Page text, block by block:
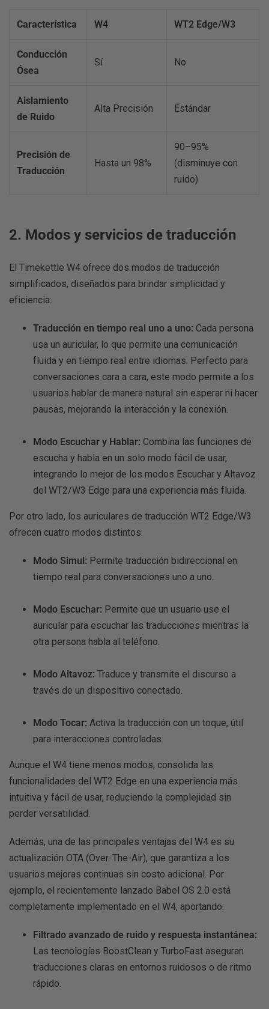
M3 Audifonos
Característica W4 WT2 Edge/W3
Conducción
Ósea
Sí No
Aislamiento
de Ruido
Alta Precisión Estándar
Precisión de
Traducción
Hasta un 98%
90–95%
(disminuye con
ruido)
2. Modos y servicios de traducción
El Timekettle W4 ofrece dos modos de traducción
simplificados, diseñados para brindar simplicidad y
eficiencia:
Traducción en tiempo real uno a uno: Cada persona
usa un auricular, lo que permite una comunicación
fluida y en tiempo real entre idiomas. Perfecto para
conversaciones cara a cara, este modo permite a los
usuarios hablar de manera natural sin esperar ni hacer
pausas, mejorando la interacción y la conexión.
Modo Escuchar y Hablar: Combina las funciones de
escucha y habla en un solo modo fácil de usar,
integrando lo mejor de los modos Escuchar y Altavoz
del WT2/W3 Edge para una experiencia más fluida.
Por otro lado, los auriculares de traducción WT2 Edge/W3
ofrecen cuatro modos distintos:
Modo Simul: Permite traducción bidireccional en
tiempo real para conversaciones uno a uno.
Modo Escuchar: Permite que un usuario use el
auricular para escuchar las traducciones mientras la
otra persona habla al teléfono.
Modo Altavoz: Traduce y transmite el discurso a
través de un dispositivo conectado.
Modo Tocar: Activa la traducción con un toque, útil
para interacciones controladas.
Aunque el W4 tiene menos modos, consolida las
funcionalidades del WT2 Edge en una experiencia más
intuitiva y fácil de usar, reduciendo la complejidad sin
perder versatilidad.
Además, una de las principales ventajas del W4 es su
actualización OTA (Over-The-Air), que garantiza a los
usuarios mejoras continuas sin costo adicional. Por
ejemplo, el recientemente lanzado Babel OS 2.0 está
completamente implementado en el W4, aportando:
Filtrado avanzado de ruido y respuesta instantánea:
Las tecnologías BoostClean y TurboFast aseguran
traducciones claras en entornos ruidosos o de ritmo
rápido.